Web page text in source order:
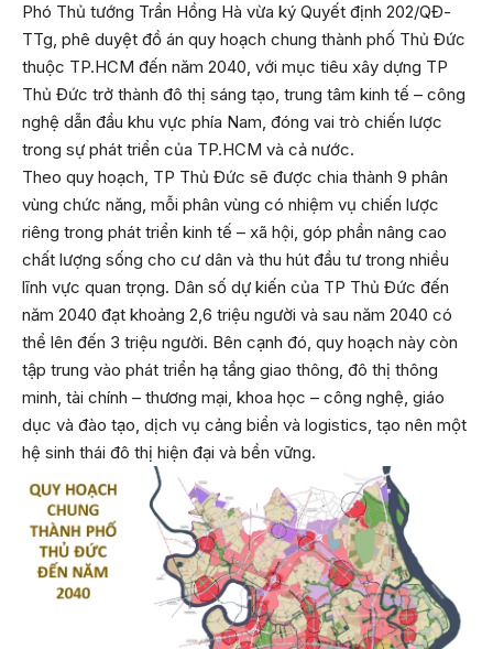
Phó Thủ tướng Trần Hồng Hà vừa ký Quyết định 202/QĐ-
TTg, phê duyệt đồ án quy hoạch chung thành phố Thủ Đức
thuộc TP.HCM đến năm 2040, với mục tiêu xây dựng TP
Thủ Đức trở thành đô thị sáng tạo, trung tâm kinh tế – công
nghệ dẫn đầu khu vực phía Nam, đóng vai trò chiến lược
trong sự phát triển của TP.HCM và cả nước.
Theo quy hoạch, TP Thủ Đức sẽ được chia thành 9 phân
vùng chức năng, mỗi phân vùng có nhiệm vụ chiến lược
riêng trong phát triển kinh tế – xã hội, góp phần nâng cao
chất lượng sống cho cư dân và thu hút đầu tư trong nhiều
lĩnh vực quan trọng. Dân số dự kiến của TP Thủ Đức đến
năm 2040 đạt khoảng 2,6 triệu người và sau năm 2040 có
thể lên đến 3 triệu người. Bên cạnh đó, quy hoạch này còn
tập trung vào phát triển hạ tầng giao thông, đô thị thông
minh, tài chính – thương mại, khoa học – công nghệ, giáo
dục và đào tạo, dịch vụ cảng biển và logistics, tạo nên một
hệ sinh thái đô thị hiện đại và bền vững.